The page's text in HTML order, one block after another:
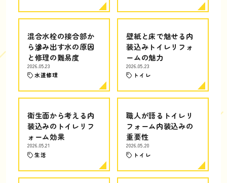
混合水栓の接合部か
ら滲み出す水の原因
と修理の難易度
2026.05.23
水道修理
壁紙と床で魅せる内
装込みトイレリフォ
ームの魅力
2026.05.23
トイレ
衛生面から考える内
装込みのトイレリフ
ォーム効果
2026.05.21
生活
職人が語るトイレリ
フォーム内装込みの
重要性
2026.05.20
トイレ